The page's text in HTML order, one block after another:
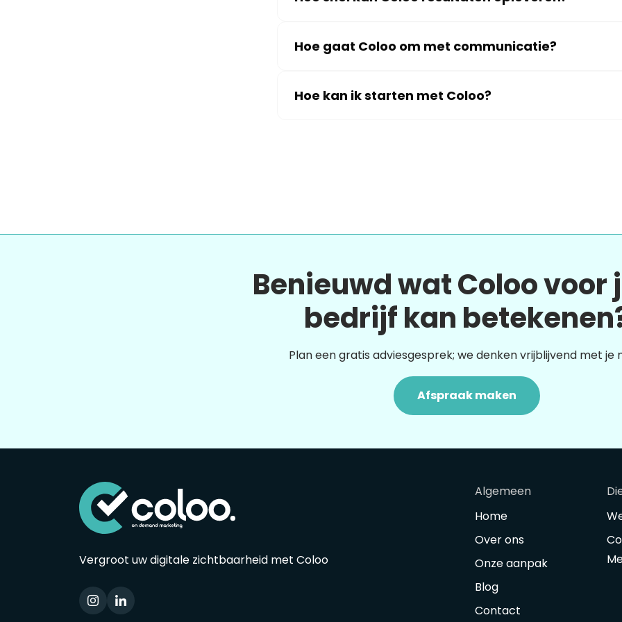
Hoe gaat Coloo om met communicatie?
Hoe kan ik starten met Coloo?
Benieuwd wat Coloo voor
bedrijf kan
Plan een gratis adviesgesprek; we denken vrijblijvend met je
Afspraak maken
Vergroot uw digitale zichtbaarheid met Coloo
Algemeen
Home
Over ons
Onze aanpak
Blog
Contact